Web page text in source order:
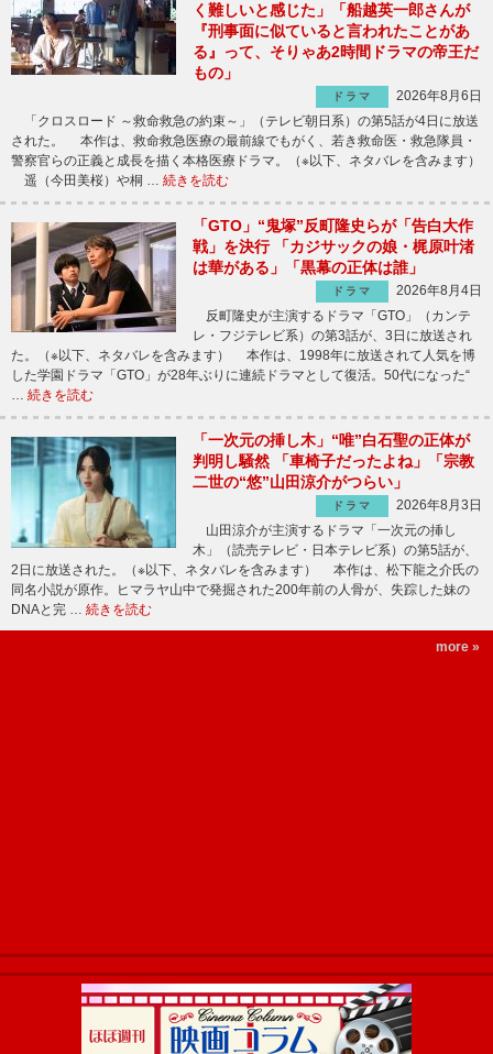
く難しいと感じた」「船越英一郎さんが
『刑事面に似ていると言われたことがあ
る』って、そりゃあ2時間ドラマの帝王だ
もの」
ドラマ
2026年8月6日
「クロスロード ～救命救急の約束～」（テレビ朝日系）の第5話が4日に放送
された。 本作は、救命救急医療の最前線でもがく、若き救命医・救急隊員・
警察官らの正義と成長を描く本格医療ドラマ。（※以下、ネタバレを含みます）
遥（今田美桜）や桐 … 続きを読む
「GTO」“鬼塚”反町隆史らが「告白大作
戦」を決行 「カジサックの娘・梶原叶渚
は華がある」「黒幕の正体は誰」
ドラマ
2026年8月4日
反町隆史が主演するドラマ「GTO」（カンテ
レ・フジテレビ系）の第3話が、3日に放送され
た。（※以下、ネタバレを含みます） 本作は、1998年に放送されて人気を博
した学園ドラマ「GTO」が28年ぶりに連続ドラマとして復活。50代になった“
… 続きを読む
「一次元の挿し木」“唯”白石聖の正体が
判明し騒然 「車椅子だったよね」「宗教
二世の“悠”山田涼介がつらい」
ドラマ
2026年8月3日
山田涼介が主演するドラマ「一次元の挿し
木」（読売テレビ・日本テレビ系）の第5話が、
2日に放送された。（※以下、ネタバレを含みます） 本作は、松下龍之介氏の
同名小説が原作。ヒマラヤ山中で発掘された200年前の人骨が、失踪した妹の
DNAと完 … 続きを読む
more »